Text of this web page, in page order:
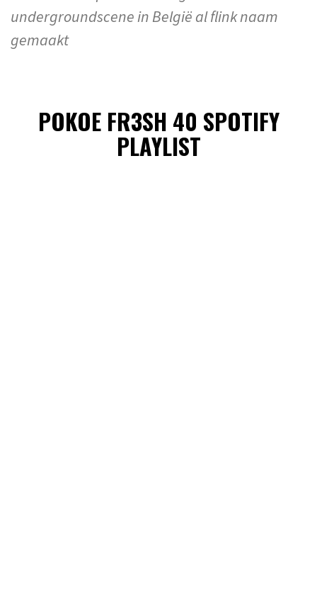
undergroundscene in België al flink naam
gemaakt
POKOE FR3SH 40 SPOTIFY
PLAYLIST